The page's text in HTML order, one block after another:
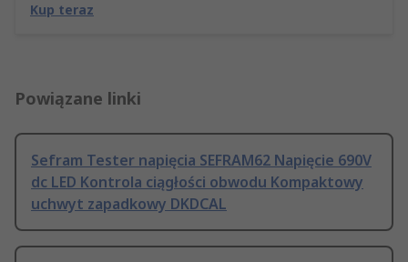
Kup teraz
Powiązane linki
Sefram Tester napięcia SEFRAM62 Napięcie 690V
dc LED Kontrola ciągłości obwodu Kompaktowy
uchwyt zapadkowy DKDCAL